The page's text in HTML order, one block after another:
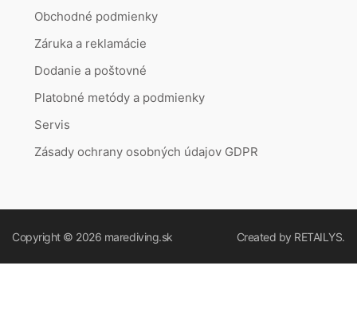
Obchodné podmienky
Záruka a reklamácie
Dodanie a poštovné
Platobné metódy a podmienky
Servis
Zásady ochrany osobných údajov GDPR
Copyright © 2026 marediving.sk Created by RETAILYS.